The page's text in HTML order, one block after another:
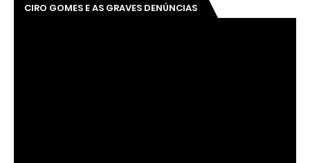
CIRO GOMES E AS GRAVES DENÚNCIAS